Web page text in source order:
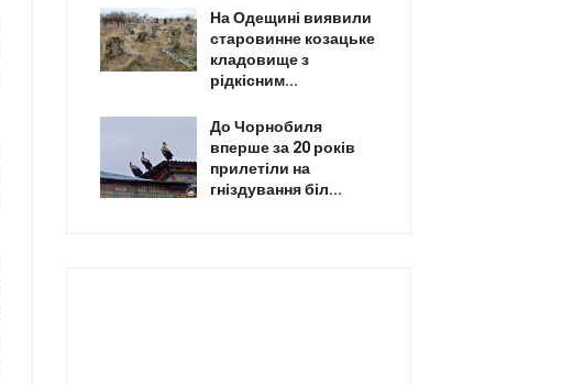
На Одещині виявили
старовинне козацьке
кладовище з
рідкісним...
До Чорнобиля
вперше за 20 років
прилетіли на
гніздування біл...